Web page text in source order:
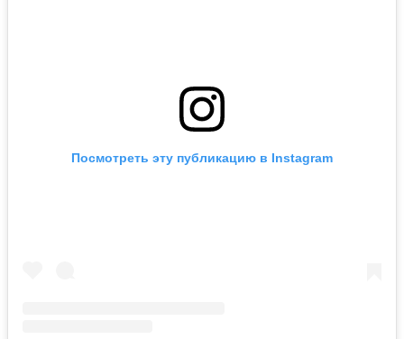
Посмотреть эту публикацию в Instagram